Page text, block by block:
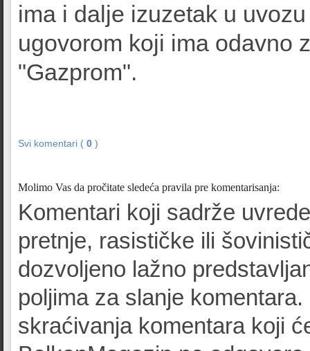
ima i dalje izuzetak u
ugovorom koji ima odavno
"Gazprom".
Svi komentari ( 0 )
Molimo Vas da pročitate sledeća pravila pre komentarisanja:
Komentari koji sadrže
pretnje, rasističke ili
dozvoljeno lažno
poljima za slanje
skraćivanja komentara koji